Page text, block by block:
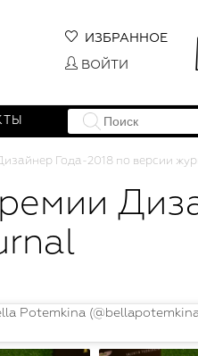
ИЗБРАННОЕ
ВОЙТИ
Года-2018 по версии
Potemkina